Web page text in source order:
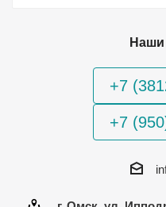
Наши
+7
+7